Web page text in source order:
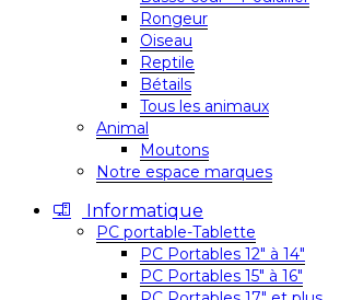
Rongeur
Oiseau
Reptile
Bétails
Tous les animaux
Animal
Moutons
Notre espace marques
Informatique
PC portable-Tablette
PC Portables 12″ à 14″
PC Portables 15″ à 16″